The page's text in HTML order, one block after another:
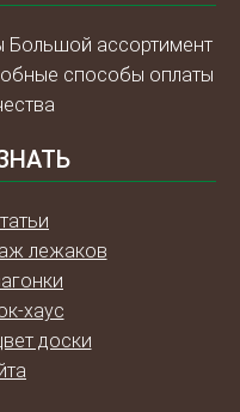
Большой ассортимент
способы оплаты
лежаков
хаус
доски